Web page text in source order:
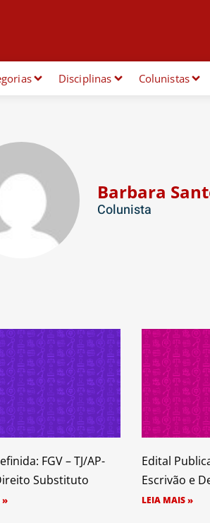
Disciplinas Colunistas
Barbara
Colunista
FGV – TJ/AP-
Substituto
»
Edital
Escrivão e
LEIA MAIS »